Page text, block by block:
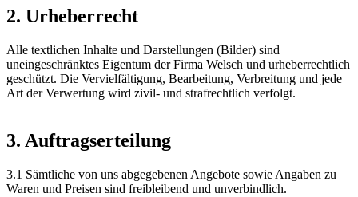
2. Urheberrecht
Alle textlichen Inhalte und Darstellungen (Bilder) sind
uneingeschränktes Eigentum der Firma Welsch und urheberrechtlich
geschützt. Die Vervielfältigung, Bearbeitung, Verbreitung und jede
Art der Verwertung wird zivil- und strafrechtlich verfolgt.
3. Auftragserteilung
3.1 Sämtliche von uns abgegebenen Angebote sowie Angaben zu
Waren und Preisen sind freibleibend und unverbindlich.